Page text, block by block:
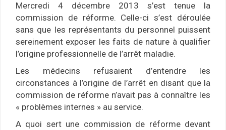
Mercredi 4 décembre 2013 s’est tenue la
commission de réforme. Celle-ci s’est déroulée
sans que les représentants du personnel puissent
sereinement exposer les faits de nature à qualifier
l’origine professionnelle de l’arrêt maladie.
Les médecins refusaient d’entendre les
circonstances à l’origine de l’arrêt en disant que la
commission de réforme n’avait pas à connaître les
« problèmes internes » au service.
A quoi sert une commission de réforme devant